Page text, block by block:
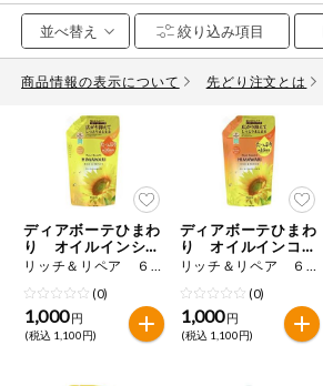
お気に入り注文
注文履歴注文
WEBカタログ
先着限定から探す
人気カテゴリ
食品から探す
豆腐・納豆・
こんにゃく
冷蔵おかず
冷凍食品
ミールキット
など
麺類
カテゴリ
特価情報
アレルゲン情報
特定原材料と特定原材料に準ずるものが
を検索できます。
商品情報の表示について 先どり注文とは
ディアボーテひまわ
り オイルインシャ
ンプー 詰替用
リッチ＆リペア ６６０ｍＬ
(0)
1,000 円
(税込 1,100円)
ディアボーテひまわ
り オイルインコン
ディショナー 詰替 リッチ＆リペア ６６０ｇ
(0)
1,000 円
(税込 1,100円)